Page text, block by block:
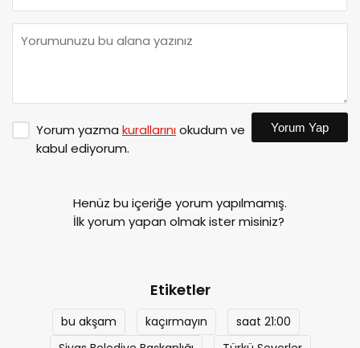
Yorum yazma kurallarınıokudum ve
kabul ediyorum.
Yorum Yap
Henüz bu içeriğe yorum yapılmamış.
İlk yorum yapan olmak ister misiniz?
Etiketler
bu akşam kaçırmayın
saat 21:00